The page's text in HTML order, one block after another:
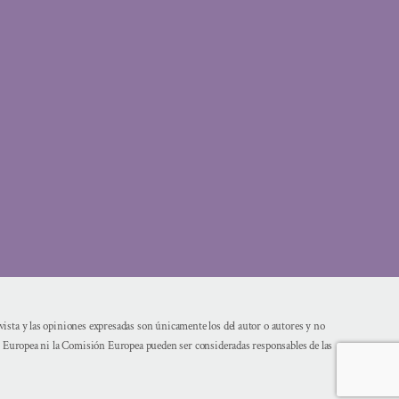
y las opiniones expresadas son únicamente los del autor o autores y no
ni la Comisión Europea pueden ser consideradas responsables de las